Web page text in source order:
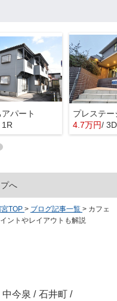
パート
1R
プレステー
4.7万円/
へ
TOP > ブログ記事一覧 > カフェ
ントやレイアウトも解説
中今泉 / 石井町 /